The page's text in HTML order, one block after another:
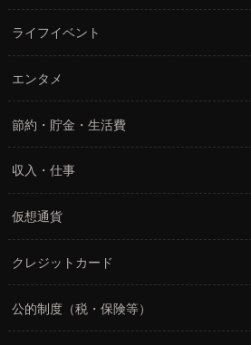
ライフイベント
エンタメ
節約・貯金・生活費
収入・仕事
仮想通貨
クレジットカード
公的制度（税・保険等）